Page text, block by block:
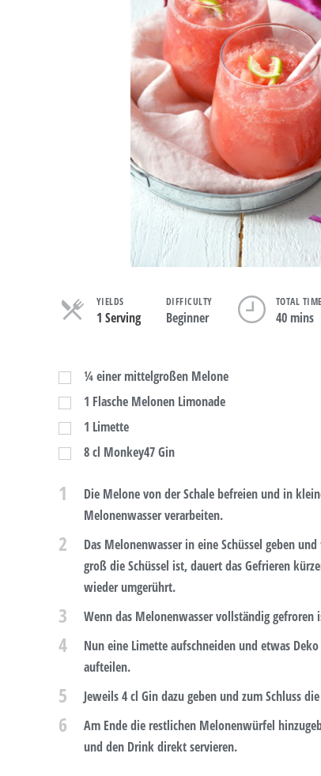
YIELDS
1 Serving
DIFFICULTY
Beginner
TOTAL TIME
40 mins
¼einer mittelgroßen Melone
1 Flasche Melonen Limonade
1 Limette
8cl Monkey47 Gin
1
Die Melone von der Schale befreien und in
Melonenwasser verarbeiten.
2
Das Melonenwasser in eine Schüssel geben
groß die Schüssel ist, dauert das Gefrieren
wieder umgerührt.
3 Wenn das Melonenwasser vollständig
4
Nun eine Limette aufschneiden und etwas
aufteilen.
5 Jeweils 4 cl Gin dazu geben und zum Schluss
6
Am Ende die restlichen Melonenwürfel
und den Drink direkt servieren.